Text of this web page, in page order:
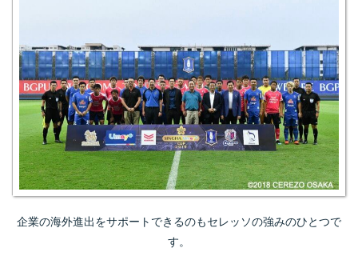
企業の海外進出をサポートできるのもセレッソの強みのひとつで
す。